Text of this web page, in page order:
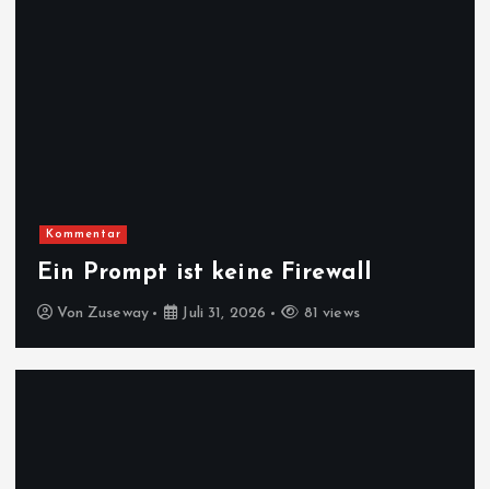
Kommentar
Ein Prompt ist keine Firewall
Von Zuseway Juli 31, 2026 81 views